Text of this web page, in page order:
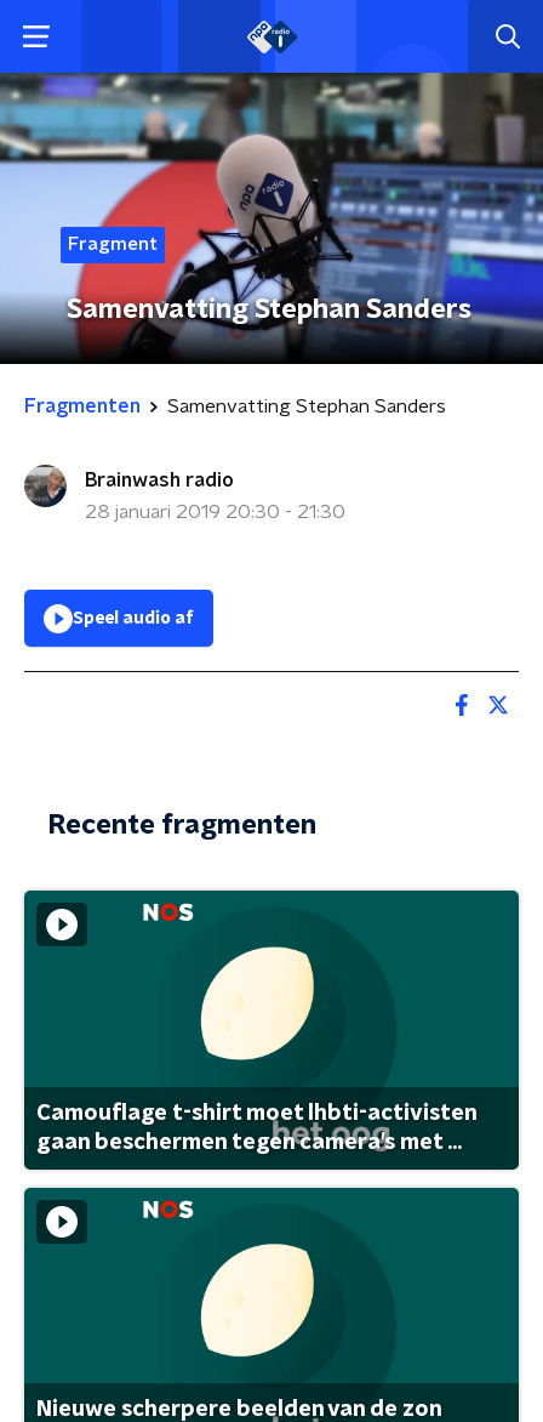
Fragment
Samenvatting Stephan Sanders
Fragmenten Samenvatting Stephan Sanders
Brainwash radio
28 januari 2019 20:30 - 21:30
Speel audio af
Recente fragmenten
Camouflage t-shirt moet lhbti-activisten
gaan beschermen tegen camera's met ...
Nieuwe scherpere beelden van de zon